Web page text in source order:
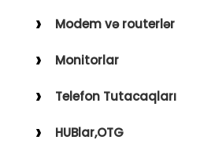
Modem və routerlər
Monitorlar
Telefon Tutacaqları
HUBlar,OTG